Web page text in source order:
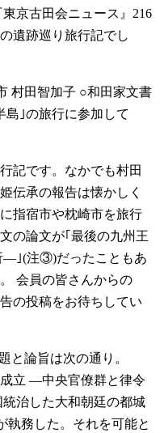
東京古田会ニュース』216
遺跡巡り旅行記でし
村田智加子 ○和田家文書
島｣の旅行に参加して
記です。なかでも村田
伝承の報告は懐かしく
指宿市や枕崎市を旅行
の論文が｢最後の九州王
―｣(注③)だったこともあ
会員の皆さんからの
の投稿をお待ちしてい
と論旨は次の通り。
成立 ―中央官僚群と律令
治した大和朝廷の都城
執務した。それを可能と